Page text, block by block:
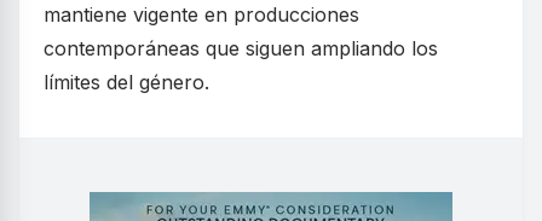
mantiene vigente en producciones
contemporáneas que siguen ampliando los
límites del género.